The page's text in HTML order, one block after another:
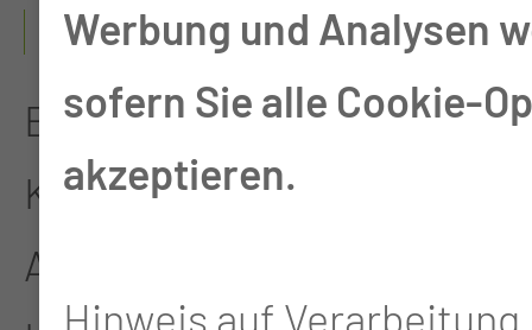
1993 - 2004
Einsatz als
Krankenschwester in der
Augenklinik und der
Werbung und Analysen
sofern Sie alle Cookie-
akzeptieren.
Hinweis auf